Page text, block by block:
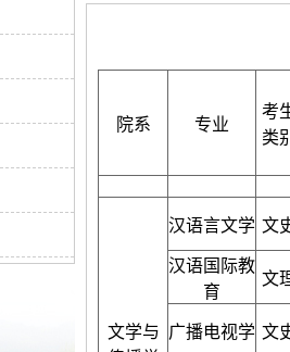
院系 专业
考
类
文学与
汉语言文学 文
汉语国际教
育
文
广播电视学 文